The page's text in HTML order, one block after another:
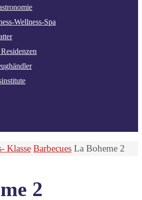
Wellness-Spa
Klasse Barbecues La Boheme 2
2